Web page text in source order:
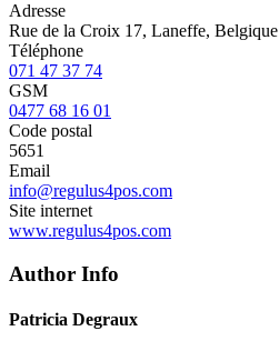
Adresse
Rue de la Croix 17, Laneffe, Belgique
Téléphone
071 47 37 74
GSM
0477 68 16 01
Code postal
5651
Email
info@regulus4pos.com
Site internet
www.regulus4pos.com
Author Info
Patricia Degraux